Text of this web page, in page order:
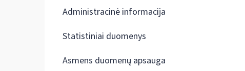
Administracinė informacija
Statistiniai duomenys
Asmens duomenų apsauga